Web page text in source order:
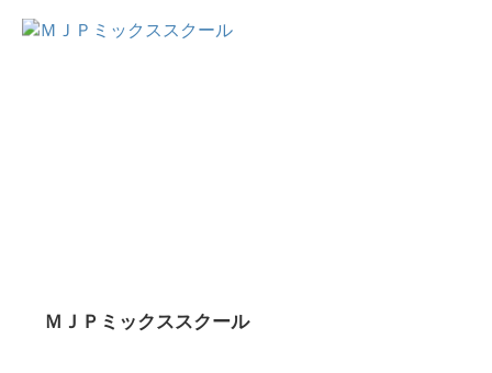
ＭＪＰミックススクール